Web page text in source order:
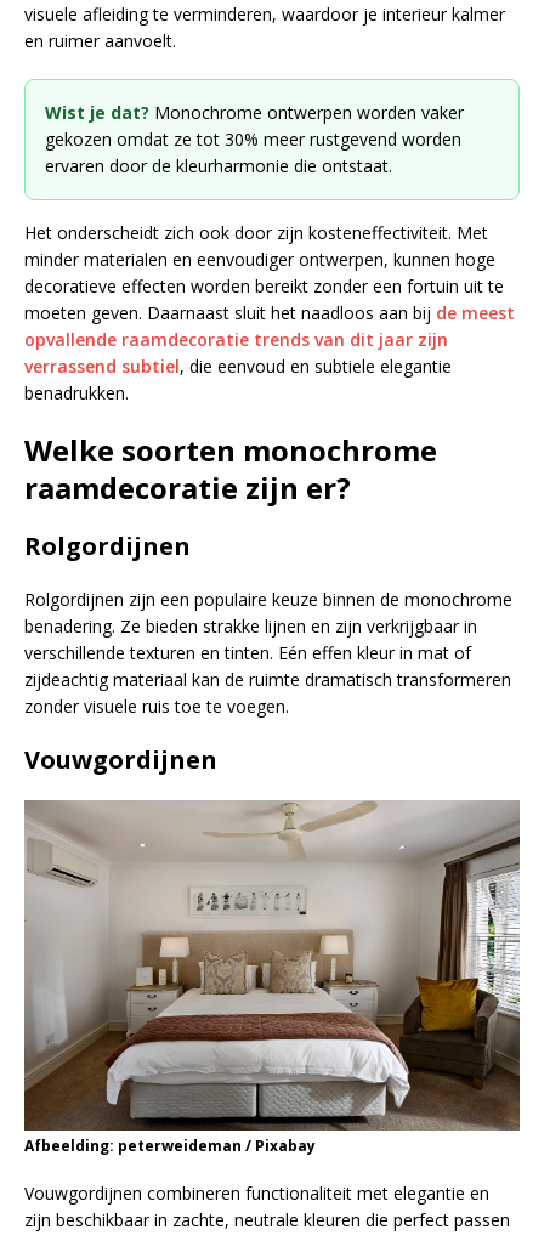
visuele afleiding te verminderen, waardoor je interieur kalmer
en ruimer aanvoelt.
Wist je dat? Monochrome ontwerpen worden vaker
gekozen omdat ze tot 30% meer rustgevend worden
ervaren door de kleurharmonie die ontstaat.
Het onderscheidt zich ook door zijn kosteneffectiviteit. Met
minder materialen en eenvoudiger ontwerpen, kunnen hoge
decoratieve effecten worden bereikt zonder een fortuin uit te
moeten geven. Daarnaast sluit het naadloos aan bij de meest
opvallende raamdecoratie trends van dit jaar zijn
verrassend subtiel, die eenvoud en subtiele elegantie
benadrukken.
Welke soorten monochrome
raamdecoratie zijn er?
Rolgordijnen
Rolgordijnen zijn een populaire keuze binnen de monochrome
benadering. Ze bieden strakke lijnen en zijn verkrijgbaar in
verschillende texturen en tinten. Eén effen kleur in mat of
zijdeachtig materiaal kan de ruimte dramatisch transformeren
zonder visuele ruis toe te voegen.
Vouwgordijnen
Afbeelding: peterweideman / Pixabay
Vouwgordijnen combineren functionaliteit met elegantie en
zijn beschikbaar in zachte, neutrale kleuren die perfect passen